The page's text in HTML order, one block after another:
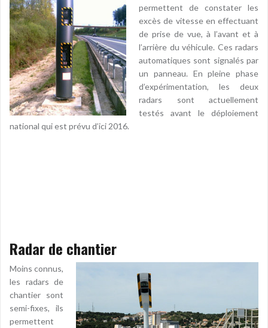
permettent de constater les
excès de vitesse en effectuant
de prise de vue, à l’avant et à
l’arrière du véhicule. Ces radars
automatiques sont signalés par
un panneau. En pleine phase
d’expérimentation, les deux
radars sont actuellement
testés avant le déploiement
national qui est prévu d’ici 2016.
Radar de chantier
Moins connus,
les radars de
chantier sont
semi-fixes, ils
permettent